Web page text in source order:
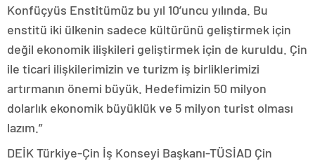
Konfüçyüs Enstitümüz bu yıl 10’uncu yılında. Bu
enstitü iki ülkenin sadece kültürünü geliştirmek için
değil ekonomik ilişkileri geliştirmek için de kuruldu. Çin
ile ticari ilişkilerimizin ve turizm iş birliklerimizi
artırmanın önemi büyük. Hedefimizin 50 milyon
dolarlık ekonomik büyüklük ve 5 milyon turist olması
lazım.”
DEİK Türkiye-Çin İş Konseyi Başkanı-TÜSİAD Çin